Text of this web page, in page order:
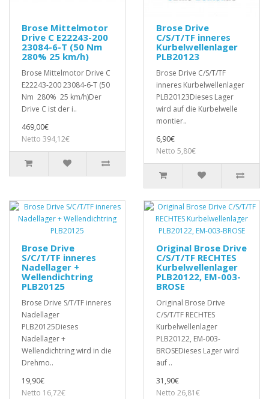
Brose Mittelmotor
Drive C E22243-200
23084-6-T (50 Nm
280% 25 km/h)
Brose Mittelmotor Drive C
E22243-200 23084-6-T (50
Nm 280% 25 km/h)Der
Drive C ist der i..
469,00€
Netto 394,12€
Brose Drive
C/S/T/TF inneres
Kurbelwellenlager
PLB20123
Brose Drive C/S/T/TF
inneres Kurbelwellenlager
PLB20123Dieses Lager
wird auf die Kurbelwelle
montier..
6,90€
Netto 5,80€
Brose Drive
S/C/T/TF inneres
Nadellager +
Wellendichtring
PLB20125
Brose Drive S/T/TF inneres
Nadellager
PLB20125Dieses
Nadellager +
Wellendichtring wird in die
Drehmo..
19,90€
Netto 16,72€
Original Brose Drive
C/S/T/TF RECHTES
Kurbelwellenlager
PLB20122, EM-003-
BROSE
Original Brose Drive
C/S/T/TF RECHTES
Kurbelwellenlager
PLB20122, EM-003-
BROSEDieses Lager wird
auf ..
31,90€
Netto 26,81€